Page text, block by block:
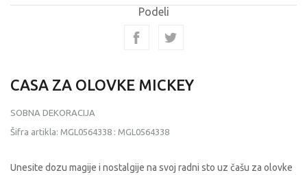
Podeli
CASA ZA OLOVKE MICKEY
SOBNA DEKORACIJA
Šifra artikla: MGL0564338 : MGL0564338
Unesite dozu magije i nostalgije na svoj radni sto uz čašu za olovke